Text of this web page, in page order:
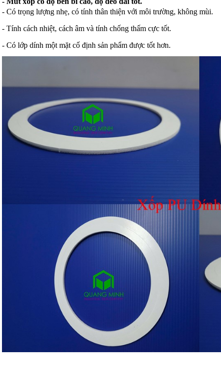
- Có trọng lượng nhẹ, có tính thân thiện với môi trường, không mùi.
- Tính cách nhiệt, cách âm và tính chống thấm cực tốt.
- Có lớp dính một mặt cố định sản phẩm được tốt hơn.